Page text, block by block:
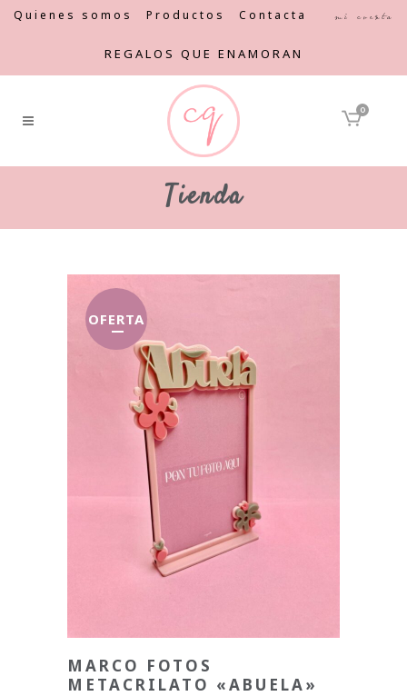
Quienes somos Productos Contacta Mi cuenta
REGALOS QUE ENAMORAN
0
Tienda
OFERTA
MARCO FOTOS
METACRILATO «ABUELA»